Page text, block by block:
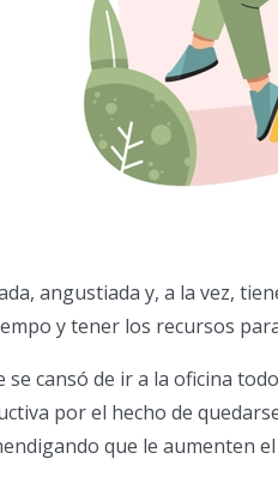
angustiada y, a la vez,
y tener los recursos
se cansó de ir a la oficina
por el hecho de
que le aumenten el